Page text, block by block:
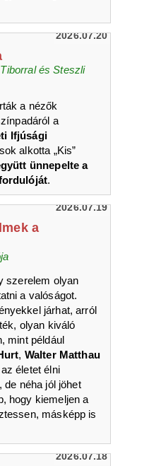
2026.07.20
és Steszli
a nézők
a
Ifjúsági
alkotta „Kis”
ünnepelte a
.
2026.07.19
a
szerelem olyan
a valóságot.
járhat, arról
olyan kiváló
mint például
, Walter Matthau
életet élni
de néha jól jöhet
hogy kiemeljen a
másképp is
2026.07.18